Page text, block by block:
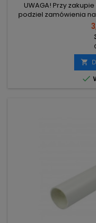
UWAGA! Przy
podziel zamówienia
kosztu transportu!

